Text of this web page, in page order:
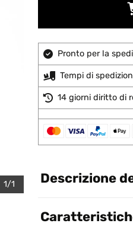
1/1
Pronto per la
Tempi di
14 giorni diritto di
Descrizione